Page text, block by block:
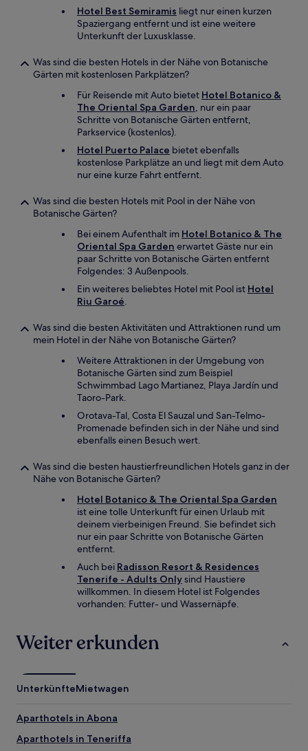
Hotel Best Semiramis liegt nur einen kurzen
Spaziergang entfernt und ist eine weitere
Unterkunft der Luxusklasse.
Was sind die besten Hotels in der Nähe von Botanische
Gärten mit kostenlosen Parkplätzen?
Für Reisende mit Auto bietet Hotel Botanico &
The Oriental Spa Garden, nur ein paar
Schritte von Botanische Gärten entfernt,
Parkservice (kostenlos).
Hotel Puerto Palace bietet ebenfalls
kostenlose Parkplätze an und liegt mit dem Auto
nur eine kurze Fahrt entfernt.
Was sind die besten Hotels mit Pool in der Nähe von
Botanische Gärten?
Bei einem Aufenthalt im Hotel Botanico & The
Oriental Spa Garden erwartet Gäste nur ein
paar Schritte von Botanische Gärten entfernt
Folgendes: 3 Außenpools.
Ein weiteres beliebtes Hotel mit Pool ist Hotel
Riu Garoé.
Was sind die besten Aktivitäten und Attraktionen rund um
mein Hotel in der Nähe von Botanische Gärten?
Weitere Attraktionen in der Umgebung von
Botanische Gärten sind zum Beispiel
Schwimmbad Lago Martianez, Playa Jardín und
Taoro-Park.
Orotava-Tal, Costa El Sauzal und San-Telmo-
Promenade befinden sich in der Nähe und sind
ebenfalls einen Besuch wert.
Was sind die besten haustierfreundlichen Hotels ganz in der
Nähe von Botanische Gärten?
Hotel Botanico & The Oriental Spa Garden
ist eine tolle Unterkunft für einen Urlaub mit
deinem vierbeinigen Freund. Sie befindet sich
nur ein paar Schritte von Botanische Gärten
entfernt.
Auch bei Radisson Resort & Residences
Tenerife - Adults Onlysind Haustiere
willkommen. In diesem Hotel ist Folgendes
vorhanden: Futter- und Wassernäpfe.
Weiter erkunden
UnterkünfteMietwagen
Aparthotels in Abona
Aparthotels in Teneriffa